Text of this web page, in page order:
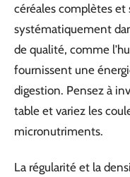
céréales complètes
systématiquement
de qualité, comme
fournissent une
digestion. Pensez à
table et variez les
micronutriments.
La régularité et la